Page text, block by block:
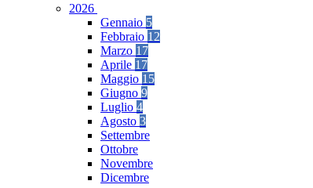
2026
Gennaio 5
Febbraio 12
Marzo 17
Aprile 17
Maggio 15
Giugno 9
Luglio 4
Agosto 3
Settembre
Ottobre
Novembre
Dicembre